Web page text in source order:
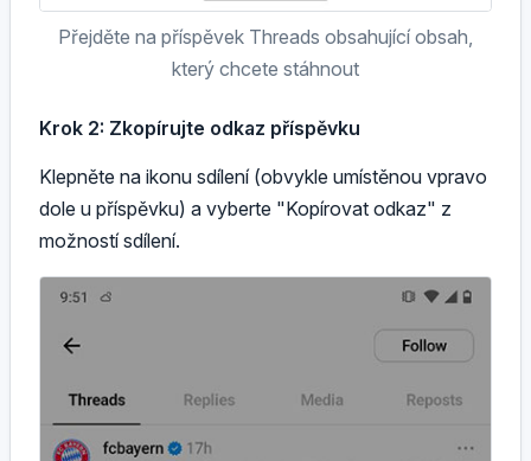
Přejděte na příspěvek Threads obsahující obsah,
který chcete stáhnout
Krok 2: Zkopírujte odkaz příspěvku
Klepněte na ikonu sdílení (obvykle umístěnou vpravo
dole u příspěvku) a vyberte "Kopírovat odkaz" z
možností sdílení.